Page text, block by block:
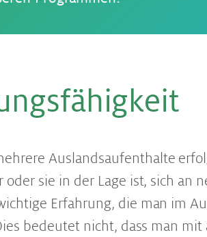
Auslandsaufenthalte
oder sie in der Lage ist, sich an
Erfahrung, die man im
bedeutet nicht, dass man